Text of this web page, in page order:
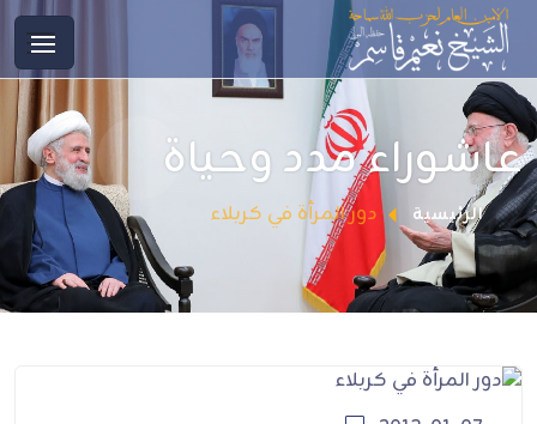
عاشوراء مدد وحياة
الرئيسية دور المرأة في كربلاء